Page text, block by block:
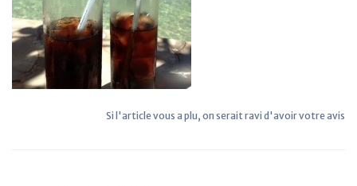
Si l'article vous a plu, on serait ravi d'avoir votre avis